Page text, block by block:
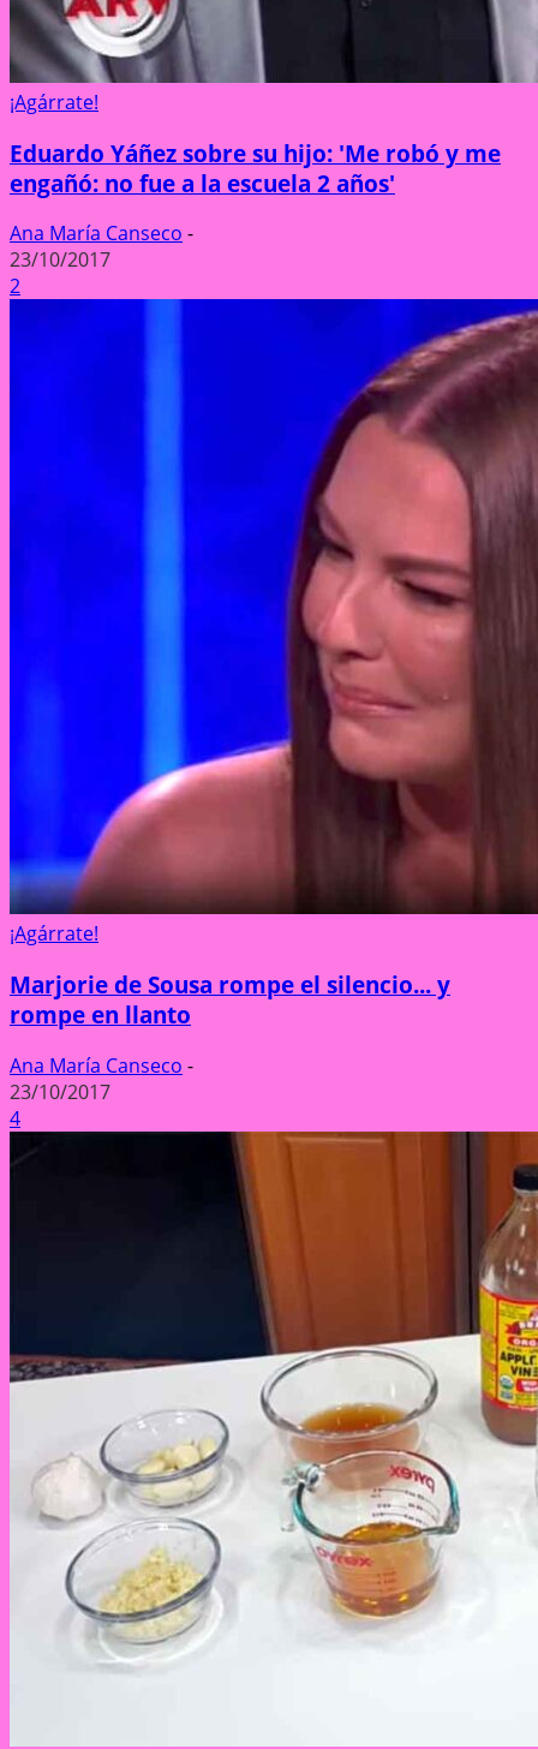
¡Agárrate!
Eduardo Yáñez sobre su hijo: 'Me robó y me
engañó: no fue a la escuela 2 años'
Ana María Canseco -
23/10/2017
2
¡Agárrate!
Marjorie de Sousa rompe el silencio... y
rompe en llanto
Ana María Canseco -
23/10/2017
4